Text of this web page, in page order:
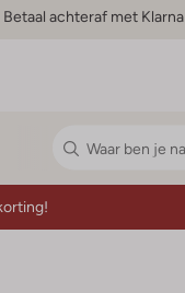
Betaal achteraf met Klarna